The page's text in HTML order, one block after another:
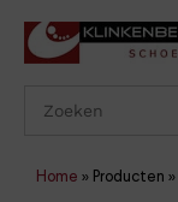
Home » Producten »